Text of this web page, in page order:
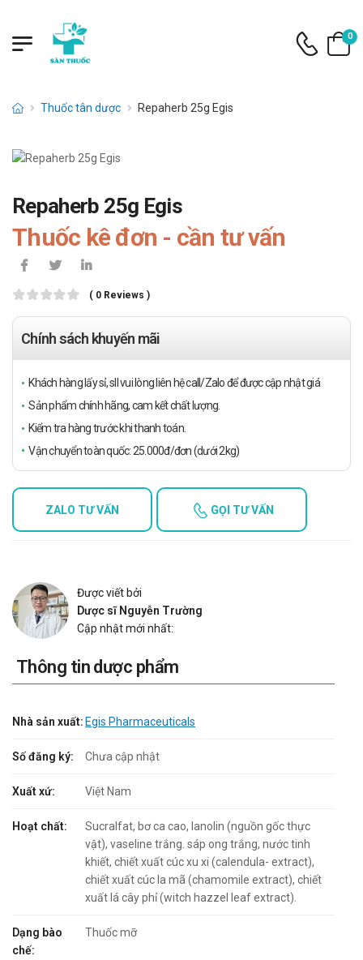
0
Thuốc tân dược Repaherb 25g Egis
Repaherb 25g Egis
Thuốc kê đơn - cần tư vấn
( 0 Reviews )
Chính sách khuyến mãi
Khách hàng lấy sỉ, sll vui lòng liên hệ call/Zalo để được cập nhật giá
Sản phẩm chính hãng, cam kết chất lượng.
Kiểm tra hàng trước khi thanh toán.
Vận chuyển toàn quốc: 25.000đ/đơn (dưới 2kg)
ZALO TƯ VẤN GỌI TƯ VẤN
Được viết bởi
Dược sĩ Nguyễn Trường
Cập nhật mới nhất:
Thông tin dược phẩm
Nhà sản xuất: Egis Pharmaceuticals
Số đăng ký: Chưa cập nhật
Xuất xứ: Việt Nam
Hoạt chất:
Sucralfat, bơ ca cao, lanolin (nguồn gốc thực
vật), vaseline trắng. sáp ong trắng, nước tinh
khiết, chiết xuất cúc xu xi (calendula- extract),
chiết xuất cúc la mã (chamomile extract), chiết
xuất lá cây phỉ (witch hazzel leaf extract).
Dạng bào
chế:
Thuốc mỡ